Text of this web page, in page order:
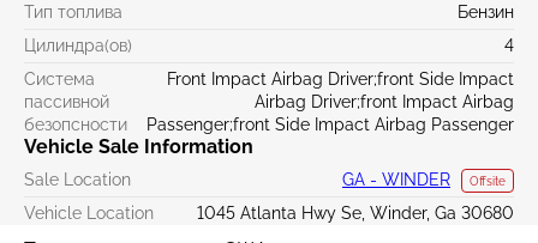
Тип топлива
Бензин
Цилиндра(ов)
4
Система
пассивной
безопсности
Front Impact Airbag Driver;front Side Impact
Airbag Driver;front Impact Airbag
Passenger;front Side Impact Airbag Passenger
Vehicle Sale Information
Sale Location GA - WINDER Offsite
Vehicle Location 1045 Atlanta Hwy Se, Winder, Ga 30680